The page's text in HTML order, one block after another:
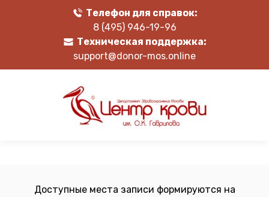
Телефон для справок:
8 (495) 946-19-96
Техническая поддержка:
support@donor-mos.online
Доступные места записи формируются на